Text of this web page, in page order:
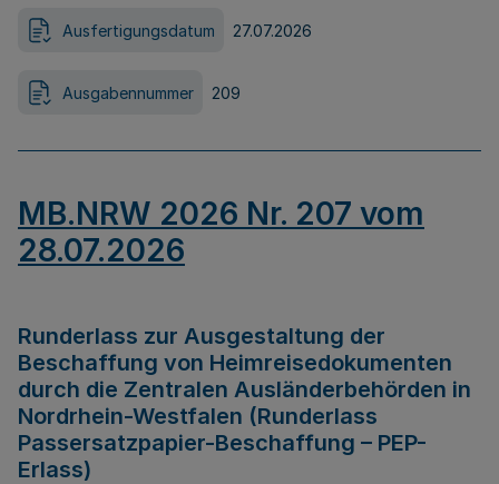
Ausfertigungsdatum 27.07.2026
Ausgabennummer 209
MB.NRW 2026 Nr. 207 vom
28.07.2026
Runderlass zur Ausgestaltung der
Beschaffung von Heimreisedokumenten
durch die Zentralen Ausländerbehörden in
Nordrhein-Westfalen (Runderlass
Passersatzpapier-Beschaffung – PEP-
Erlass)